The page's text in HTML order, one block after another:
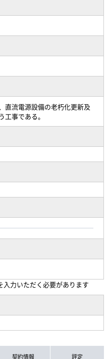
直流電源設備の老朽化更新及
事である。
力いただく必要があります
契約情報 評定